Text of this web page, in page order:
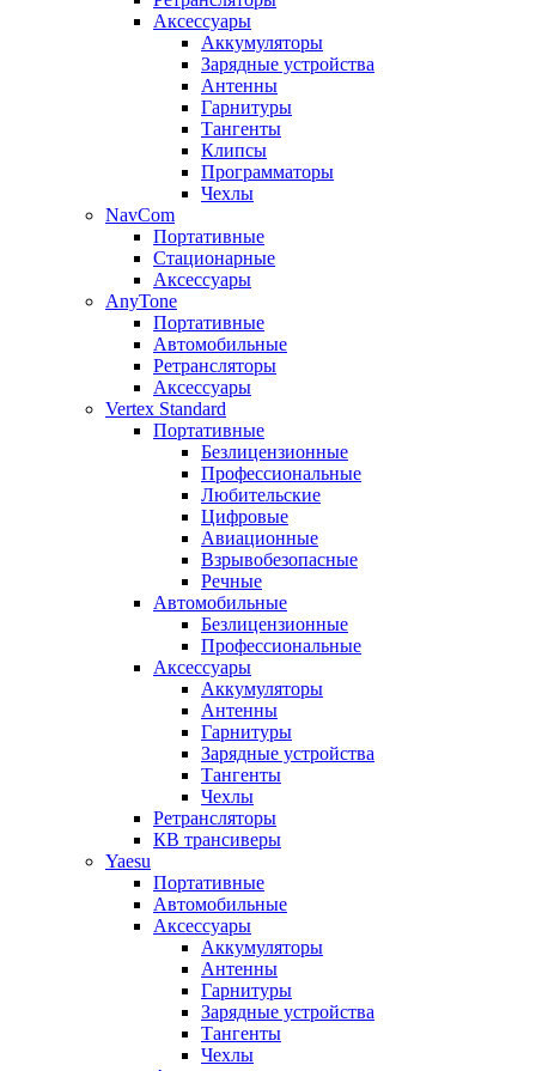
Аксессуары
Аккумуляторы
Зарядные устройства
Антенны
Гарнитуры
Тангенты
Клипсы
Программаторы
Чехлы
NavCom
Портативные
Стационарные
Аксессуары
AnyTone
Портативные
Автомобильные
Ретрансляторы
Аксессуары
Vertex Standard
Портативные
Безлицензионные
Профессиональные
Любительские
Цифровые
Авиационные
Взрывобезопасные
Речные
Автомобильные
Безлицензионные
Профессиональные
Аксессуары
Аккумуляторы
Антенны
Гарнитуры
Зарядные устройства
Тангенты
Чехлы
Ретрансляторы
КВ трансиверы
Yaesu
Портативные
Автомобильные
Аксессуары
Аккумуляторы
Антенны
Гарнитуры
Зарядные устройства
Тангенты
Чехлы